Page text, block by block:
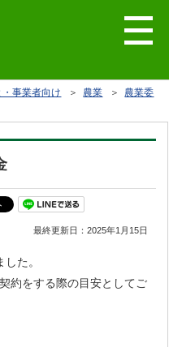
事業者向け ＞ 農業 ＞ 農業委
最終更新日：2025年1月15日
た。
約をする際の目安としてご